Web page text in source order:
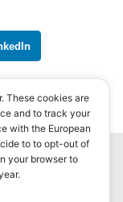
These cookies are
and to track your
with the European
to to opt-out of
your browser to